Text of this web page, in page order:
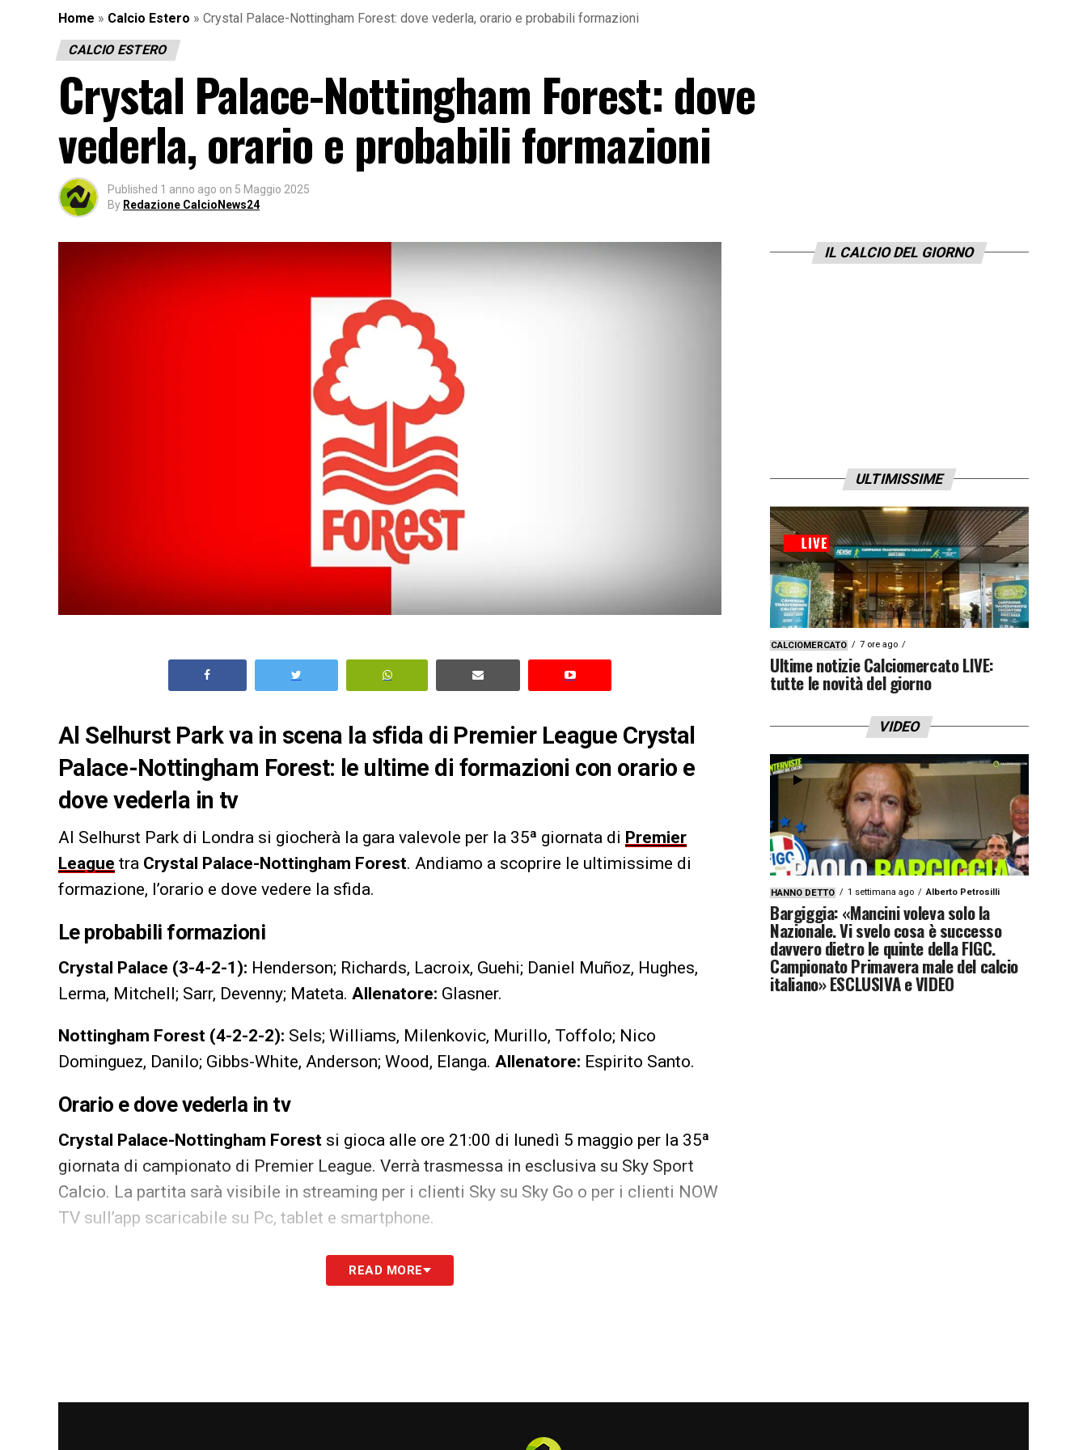
Home » Calcio Estero » Crystal Palace-Nottingham Forest: dove vederla, orario e probabili formazioni
CALCIO ESTERO
Crystal Palace-Nottingham Forest: dove
vederla, orario e probabili formazioni
Published 1 anno ago on 5 Maggio 2025
By Redazione CalcioNews24
Al Selhurst Park va in scena la sfida di Premier League Crystal
Palace-Nottingham Forest: le ultime di formazioni con orario e
dove vederla in tv
Al Selhurst Park di Londra si giocherà la gara valevole per la 35ª giornata di Premier
League tra Crystal Palace-Nottingham Forest. Andiamo a scoprire le ultimissime di
formazione, l’orario e dove vedere la sfida.
Le probabili formazioni
Crystal Palace (3-4-2-1): Henderson; Richards, Lacroix, Guehi; Daniel Muñoz, Hughes,
Lerma, Mitchell; Sarr, Devenny; Mateta. Allenatore: Glasner.
Nottingham Forest (4-2-2-2): Sels; Williams, Milenkovic, Murillo, Toffolo; Nico
Dominguez, Danilo; Gibbs-White, Anderson; Wood, Elanga. Allenatore: Espirito Santo.
Orario e dove vederla in tv
Crystal Palace-Nottingham Forest si gioca alle ore 21:00 di lunedì 5 maggio per la 35ª
giornata di campionato di Premier League. Verrà trasmessa in esclusiva su Sky Sport
Calcio. La partita sarà visibile in streaming per i clienti Sky su Sky Go o per i clienti NOW
TV sull’app scaricabile su Pc, tablet e smartphone.
LA PLAYLIST DELLE NOSTRE TOP NEWSREAD MORE
IL CALCIO DEL GIORNO
ULTIMISSIME
CALCIOMERCATO 7 ore ago
Ultime notizie Calciomercato LIVE:
tutte le novità del giorno
VIDEO
HANNO DETTO 1 settimana ago Alberto Petrosilli
Bargiggia: «Mancini voleva solo la
Nazionale. Vi svelo cosa è successo
davvero dietro le quinte della FIGC.
Campionato Primavera male del calcio
italiano» ESCLUSIVA e VIDEO